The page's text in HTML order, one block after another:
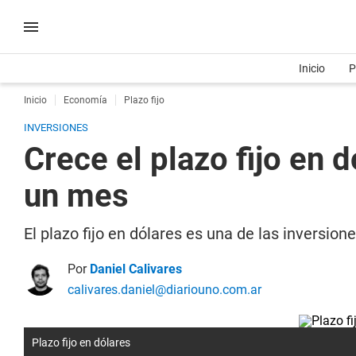
Inicio
Inicio Economía Plazo fijo
INVERSIONES
Crece el plazo fijo en
un mes
El plazo fijo en dólares es una de las
Por Daniel Calivares
calivares.daniel@diariouno.com.ar
Plazo fijo en dólares